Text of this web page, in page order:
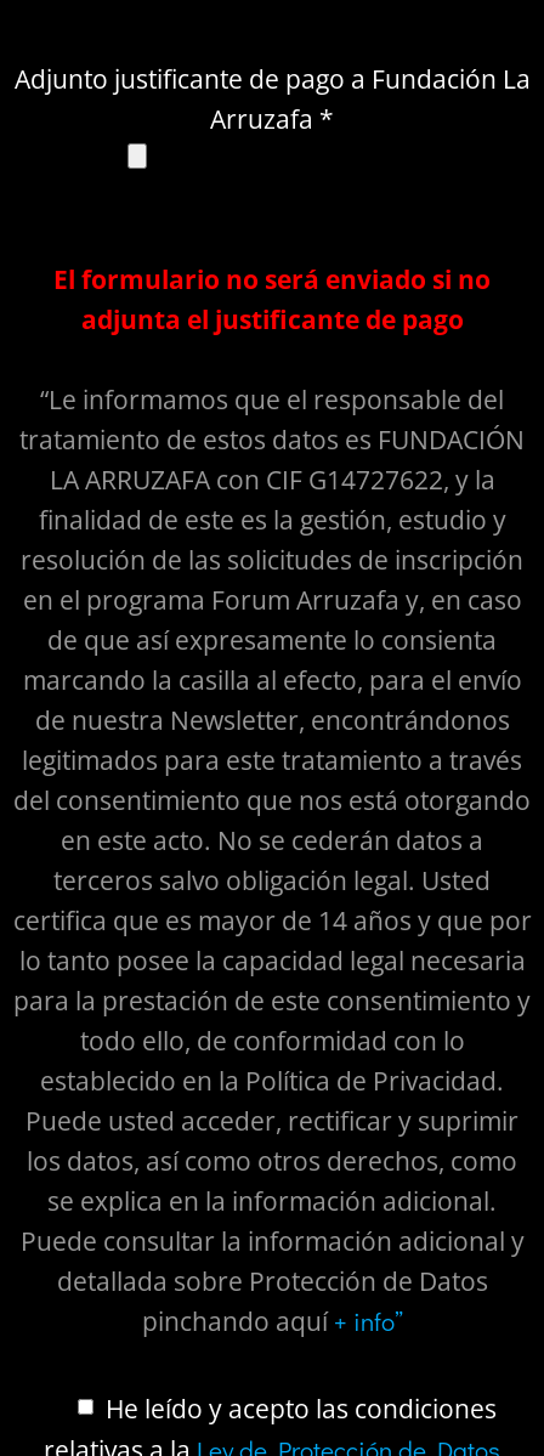
Adjunto justificante de pago a Fundación La
Arruzafa *
El formulario no será enviado si no
adjunta el justificante de pago
“Le informamos que el responsable del
tratamiento de estos datos es FUNDACIÓN
LA ARRUZAFA con CIF G14727622, y la
finalidad de este es la gestión, estudio y
resolución de las solicitudes de inscripción
en el programa Forum Arruzafa y, en caso
de que así expresamente lo consienta
marcando la casilla al efecto, para el envío
de nuestra Newsletter, encontrándonos
legitimados para este tratamiento a través
del consentimiento que nos está otorgando
en este acto. No se cederán datos a
terceros salvo obligación legal. Usted
certifica que es mayor de 14 años y que por
lo tanto posee la capacidad legal necesaria
para la prestación de este consentimiento y
todo ello, de conformidad con lo
establecido en la Política de Privacidad.
Puede usted acceder, rectificar y suprimir
los datos, así como otros derechos, como
se explica en la información adicional.
Puede consultar la información adicional y
detallada sobre Protección de Datos
pinchando aquí+ info”
He leído y acepto las condiciones